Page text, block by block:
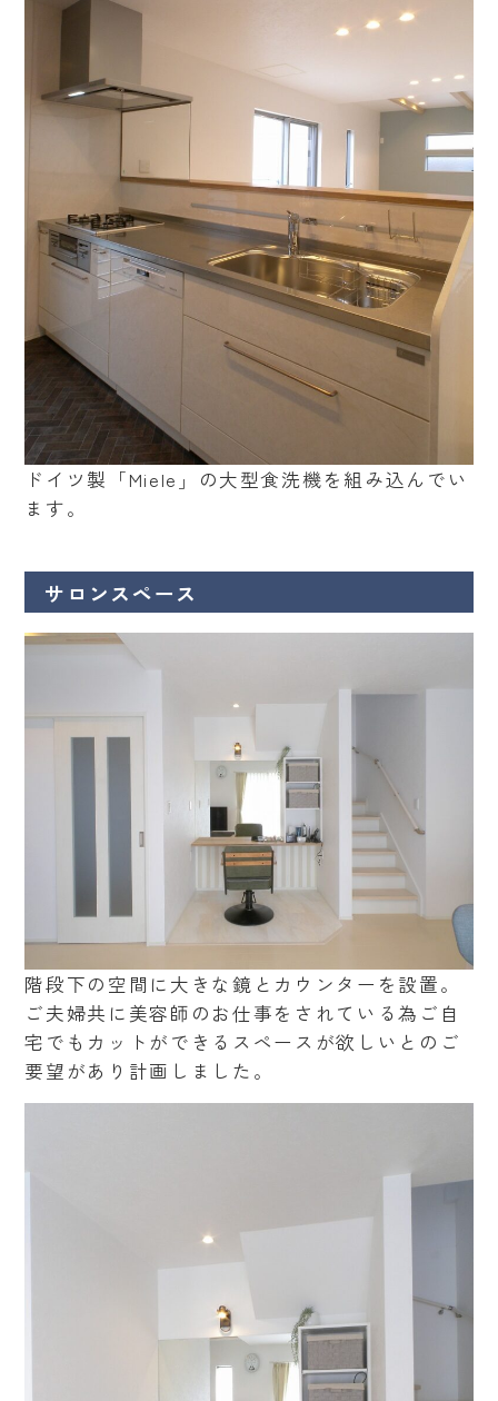
ドイツ製「Miele」の大型食洗機を組み込んでい
ます。
サロンスペース
階段下の空間に大きな鏡とカウンターを設置。
ご夫婦共に美容師のお仕事をされている為ご自
宅でもカットができるスペースが欲しいとのご
要望があり計画しました。